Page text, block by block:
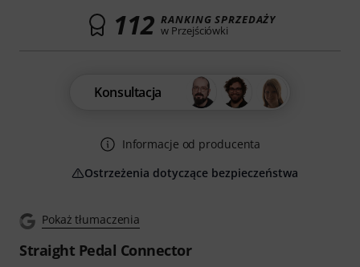
Pokaż tłumaczenia
Straight Pedal Connector
112 RANKING SPRZEDAŻY
w Przejściówki
Konsultacja
Informacje od producenta
Ostrzeżenia dotyczące bezpieczeństwa